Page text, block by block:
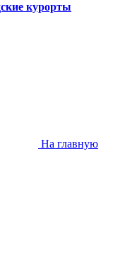
курорты
На главную